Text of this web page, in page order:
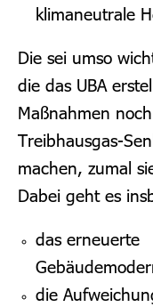
klimaneutrale
Die sei umso
die das UBA
Maßnahmen
Treibhausgas-
machen, zumal
Dabei geht es
das erneuerte
die